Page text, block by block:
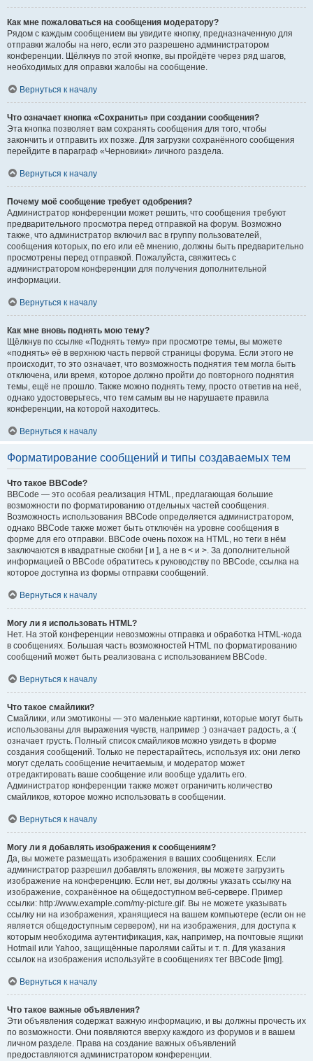
Как мне пожаловаться на сообщения модератору?
Рядом с каждым сообщением вы увидите кнопку, предназначенную для
отправки жалобы на него, если это разрешено администратором
конференции. Щёлкнув по этой кнопке, вы пройдёте через ряд шагов,
необходимых для оправки жалобы на сообщение.
Вернуться к началу
Что означает кнопка «Сохранить» при создании сообщения?
Эта кнопка позволяет вам сохранять сообщения для того, чтобы
закончить и отправить их позже. Для загрузки сохранённого сообщения
перейдите в параграф «Черновики» личного раздела.
Вернуться к началу
Почему моё сообщение требует одобрения?
Администратор конференции может решить, что сообщения требуют
предварительного просмотра перед отправкой на форум. Возможно
также, что администратор включил вас в группу пользователей,
сообщения которых, по его или её мнению, должны быть предварительно
просмотрены перед отправкой. Пожалуйста, свяжитесь с
администратором конференции для получения дополнительной
информации.
Вернуться к началу
Как мне вновь поднять мою тему?
Щёлкнув по ссылке «Поднять тему» при просмотре темы, вы можете
«поднять» её в верхнюю часть первой страницы форума. Если этого не
происходит, то это означает, что возможность поднятия тем могла быть
отключена, или время, которое должно пройти до повторного поднятия
темы, ещё не прошло. Также можно поднять тему, просто ответив на неё,
однако удостоверьтесь, что тем самым вы не нарушаете правила
конференции, на которой находитесь.
Вернуться к началу
Форматирование сообщений и типы создаваемых тем
Что такое BBCode?
BBCode — это особая реализация HTML, предлагающая большие
возможности по форматированию отдельных частей сообщения.
Возможность использования BBCode определяется администратором,
однако BBCode также может быть отключён на уровне сообщения в
форме для его отправки. BBCode очень похож на HTML, но теги в нём
заключаются в квадратные скобки [ и ], а не в < и >. За дополнительной
информацией о BBCode обратитесь к руководству по BBCode, ссылка на
которое доступна из формы отправки сообщений.
Вернуться к началу
Могу ли я использовать HTML?
Нет. На этой конференции невозможны отправка и обработка HTML-кода
в сообщениях. Большая часть возможностей HTML по форматированию
сообщений может быть реализована с использованием BBCode.
Вернуться к началу
Что такое смайлики?
Смайлики, или эмотиконы — это маленькие картинки, которые могут быть
использованы для выражения чувств, например :) означает радость, а :(
означает грусть. Полный список смайликов можно увидеть в форме
создания сообщений. Только не перестарайтесь, используя их: они легко
могут сделать сообщение нечитаемым, и модератор может
отредактировать ваше сообщение или вообще удалить его.
Администратор конференции также может ограничить количество
смайликов, которое можно использовать в сообщении.
Вернуться к началу
Могу ли я добавлять изображения к сообщениям?
Да, вы можете размещать изображения в ваших сообщениях. Если
администратор разрешил добавлять вложения, вы можете загрузить
изображение на конференцию. Если нет, вы должны указать ссылку на
изображение, сохранённое на общедоступном веб-сервере. Пример
ссылки: http://www.example.com/my-picture.gif. Вы не можете указывать
ссылку ни на изображения, хранящиеся на вашем компьютере (если он не
является общедоступным сервером), ни на изображения, для доступа к
которым необходима аутентификация, как, например, на почтовые ящики
Hotmail или Yahoo, защищённые паролями сайты и т. п. Для указания
ссылок на изображения используйте в сообщениях тег BBCode [img].
Вернуться к началу
Что такое важные объявления?
Эти объявления содержат важную информацию, и вы должны прочесть их
по возможности. Они появляются вверху каждого из форумов и в вашем
личном разделе. Права на создание важных объявлений
предоставляются администратором конференции.